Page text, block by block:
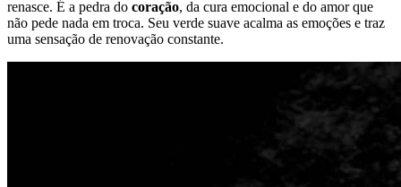
renasce. É a pedra do coração, da cura emocional e do amor que
não pede nada em troca. Seu verde suave acalma as emoções e traz
uma sensação de renovação constante.